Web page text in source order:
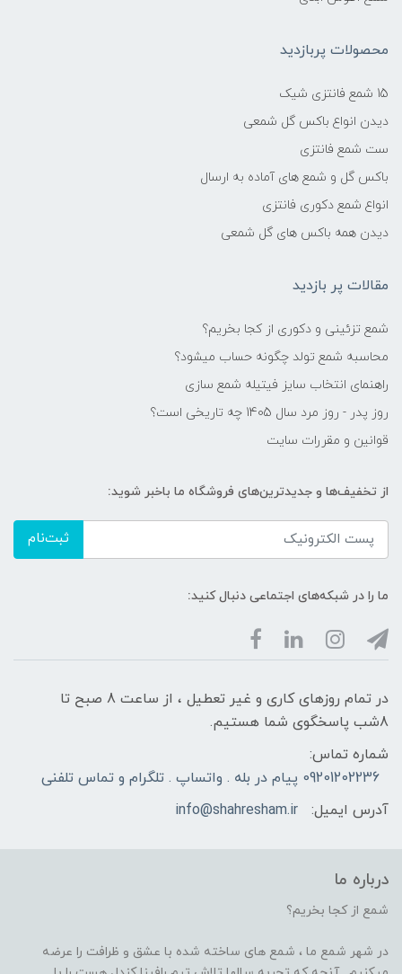
محصولات پربازدید
15 شمع فانتزی شیک
دیدن انواع باکس گل شمعی
ست شمع فانتزی
باکس گل و شمع های آماده به ارسال
انواع شمع دکوری فانتزی
دیدن همه باکس های گل شمعی
مقالات پر بازدید
شمع تزئینی و دکوری از کجا بخریم؟
محاسبه شمع تولد چگونه حساب میشود؟
راهنمای انتخاب سایز فیتیله شمع سازی
روز پدر - روز مرد سال 1405 چه تاریخی است؟
قوانین و مقررات سایت
از تخفیف‌ها و جدیدترین‌های فروشگاه ما باخبر شوید:
ثبت‌نام
ما را در شبکه‌های اجتماعی دنبال کنید:
در تمام روزهای کاری و غیر تعطیل ، از ساعت 8 صبح تا
8شب پاسخگوی شما هستیم.
شماره تماس:
09201202236 پیام در بله . واتساپ . تلگرام و تماس تلفنی
آدرس ایمیل:
info@shahresham.ir
درباره ما
شمع از کجا بخریم؟
در شهر شمع ما ، شمع های ساخته شده با عشق و ظرافت را عرضه